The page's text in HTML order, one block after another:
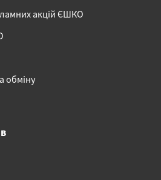
акцій ЄШКО
обміну